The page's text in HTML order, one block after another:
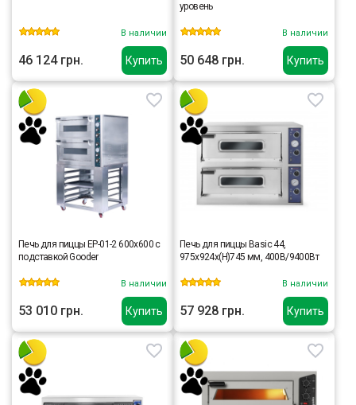
Купить
В наличии
46 124 грн. Купить
уровень
В наличии
50 648 грн.
Купить
Печь для пиццы EP-01-2 600x600 с
подставкой Gooder
В наличии
53 010 грн. Купить
Печь для пиццы Basic 44,
975x924x(H)745 мм, 400В/9400Вт
В наличии
57 928 грн.